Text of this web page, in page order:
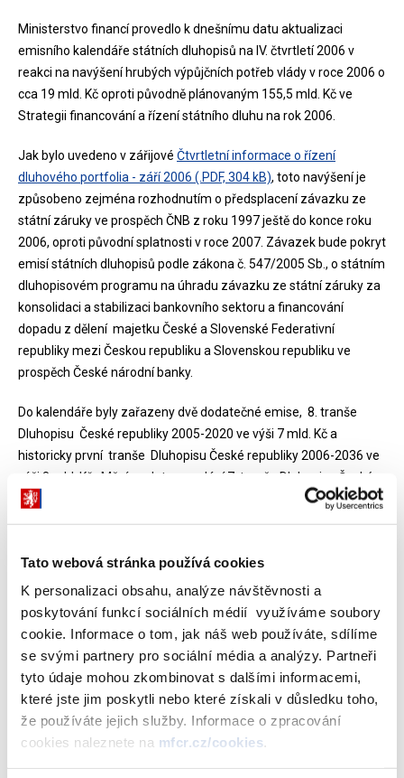
Tato webová stránka používá cookies
K personalizaci obsahu, analýze návštěvnosti a
poskytování funkcí sociálních médií využíváme soubory
cookie. Informace o tom, jak náš web používáte, sdílíme
se svými partnery pro sociální média a analýzy. Partneři
tyto údaje mohou zkombinovat s dalšími informacemi,
které jste jim poskytli nebo které získali v důsledku toho,
že používáte jejich služby. Informace o zpracování
cookies naleznete na mfcr.cz/cookies.
Ministerstvo financí provedlo k dnešnímu datu aktualizaci
emisního kalendáře státních dluhopisů na IV. čtvrtletí 2006 v
reakci na navýšení hrubých výpůjčních potřeb vlády v roce 2006 o
cca 19 mld. Kč oproti původně plánovaným 155,5 mld. Kč ve
Strategii financování a řízení státního dluhu na rok 2006.
Jak bylo uvedeno v zářijové Čtvrtletní informace o řízení
dluhového portfolia - září 2006 (.PDF, 304 kB), toto navýšení je
způsobeno zejména rozhodnutím o předsplacení závazku ze
státní záruky ve prospěch ČNB z roku 1997 ještě do konce roku
2006, oproti původní splatnosti v roce 2007. Závazek bude pokryt
emisí státních dluhopisů podle zákona č. 547/2005 Sb., o státním
dluhopisovém programu na úhradu závazku ze státní záruky za
konsolidaci a stabilizaci bankovního sektoru a financování
dopadu z dělení majetku České a Slovenské Federativní
republiky mezi Českou republiku a Slovenskou republiku ve
prospěch České národní banky.
Do kalendáře byly zařazeny dvě dodatečné emise, 8. tranše
Dluhopisu České republiky 2005-2020 ve výši 7 mld. Kč a
historicky první tranše Dluhopisu České republiky 2006-2036 ve
výši 8 mld. Kč. Mění se datum vydání 7. tranše Dluhopisu České
republiky 2005-2020 z 4.12.2006 na 20.11.2006, 8. tranše
2006-2036.
Aktualizovaný emisní kalendář střednědobých a dlouhodobých
státních dluhopisů na 4. čtvrtletí 2006: